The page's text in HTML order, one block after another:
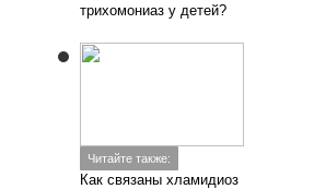
трихомониаз у детей?
Читайте также:
Как связаны хламидиоз